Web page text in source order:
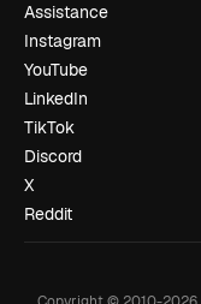
Assistance
Instagram
YouTube
LinkedIn
TikTok
Discord
X
Reddit